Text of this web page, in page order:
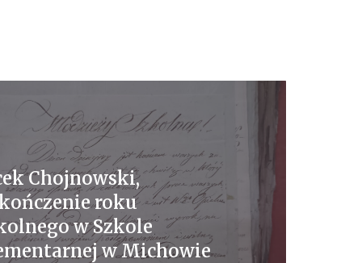
Chojnowski,
roku
w Szkole
w Michowie